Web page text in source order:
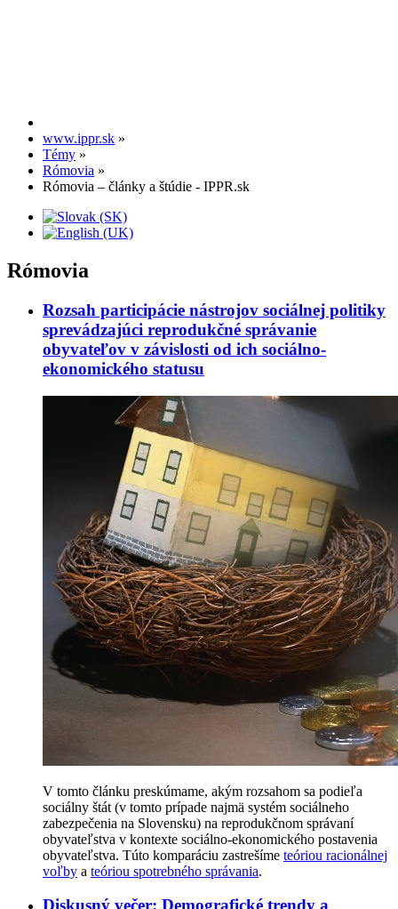
www.ippr.sk »
Témy »
Rómovia »
Rómovia – články a štúdie - IPPR.sk
Rómovia
Rozsah participácie nástrojov sociálnej politiky
sprevádzajúci reprodukčné správanie
obyvateľov v závislosti od ich sociálno-
ekonomického statusu
V tomto článku preskúmame, akým rozsahom sa podieľa
sociálny štát (v tomto prípade najmä systém sociálneho
zabezpečenia na Slovensku) na reprodukčnom správaní
obyvateľstva v kontexte sociálno-ekonomického postavenia
obyvateľstva. Túto komparáciu zastrešíme teóriou racionálnej
voľby a teóriou spotrebného správania.
Diskusný večer: Demografické trendy a